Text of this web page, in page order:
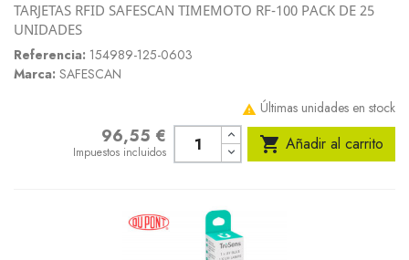
TARJETAS RFID SAFESCAN TIMEMOTO RF-100 PACK DE 25
UNIDADES
Referencia: 154989-125-0603
Marca: SAFESCAN
 Últimas unidades en stock
Precio96,55 €
Impuestos incluidos  Añadir al carrito